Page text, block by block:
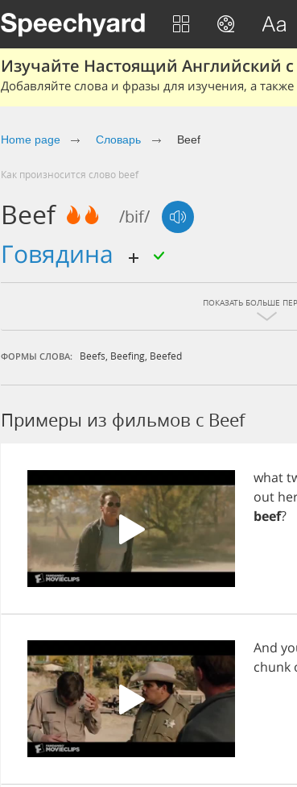
Изучайте Настоящий Английский
Добавляйте слова и фразы для изучения, а
Home page Словарь Beef
Как произносится слово beef
Beef /bif/
говядина
ПОКАЗАТЬ БОЛЬШЕ
ФОРМЫ СЛОВА: Beefs Beefing Beefed
Примеры из фильмов c Beef
what
out
beef?
And
chunk